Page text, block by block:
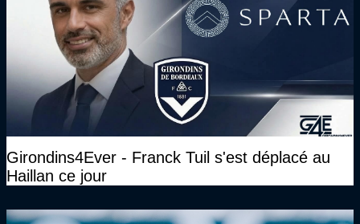
Girondins4Ever - Franck Tuil s'est déplacé au
Haillan ce jour